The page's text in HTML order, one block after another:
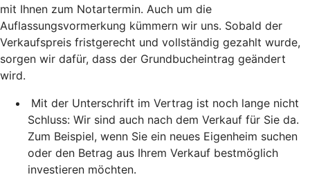
mit Ihnen zum Notartermin. Auch um die
Auflassungsvormerkung kümmern wir uns. Sobald der
Verkaufspreis fristgerecht und vollständig gezahlt wurde,
sorgen wir dafür, dass der Grundbucheintrag geändert
wird.
Mit der Unterschrift im Vertrag ist noch lange nicht
Schluss: Wir sind auch nach dem Verkauf für Sie da.
Zum Beispiel, wenn Sie ein neues Eigenheim suchen
oder den Betrag aus Ihrem Verkauf bestmöglich
investieren möchten.